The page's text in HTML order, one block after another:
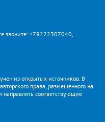
звоните: +79222307040,
из открытых источников. В
права, размещенного на
направлять соответствующие